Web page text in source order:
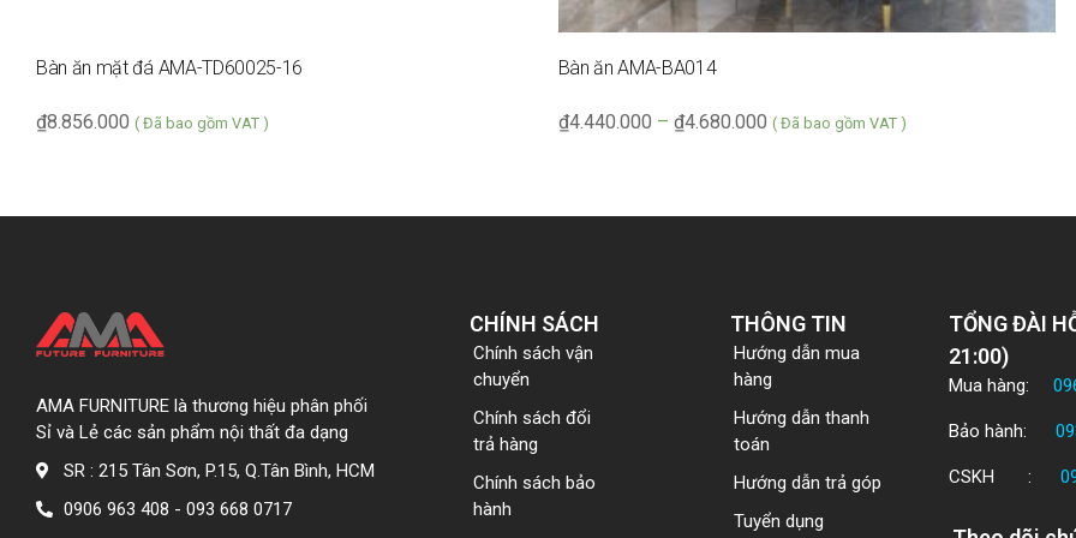
Bàn ăn mặt đá AMA-TD60025-16
8.856.000
₫ ( Đã bao gồm VAT )
Bàn ăn AMA-BA014
4.440.000
₫ – 4.680.000
₫ ( Đã bao gồm VAT )
AMA FURNITURE là thương hiệu phân phối
Sỉ và Lẻ các sản phẩm nội thất đa dạng
SR : 215 Tân Sơn, P.15, Q.Tân Bình, HCM
0906 963 408 - 093 668 0717
CHÍNH SÁCH
Chính sách vận
chuyển
Chính sách đổi
trả hàng
Chính sách bảo
hành
THÔNG TIN
Hướng dẫn mua
hàng
Hướng dẫn thanh
toán
Hướng dẫn trả góp
Tuyển dụng
TỔNG ĐÀI
21:00)
Mua hàng:
Bảo hành:
CSKH :